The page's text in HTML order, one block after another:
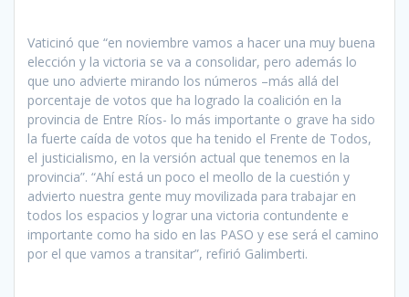
Vaticinó que “en noviembre vamos a hacer una muy buena
elección y la victoria se va a consolidar, pero además lo
que uno advierte mirando los números –más allá del
porcentaje de votos que ha logrado la coalición en la
provincia de Entre Ríos- lo más importante o grave ha sido
la fuerte caída de votos que ha tenido el Frente de Todos,
el justicialismo, en la versión actual que tenemos en la
provincia”. “Ahí está un poco el meollo de la cuestión y
advierto nuestra gente muy movilizada para trabajar en
todos los espacios y lograr una victoria contundente e
importante como ha sido en las PASO y ese será el camino
por el que vamos a transitar”, refirió Galimberti.